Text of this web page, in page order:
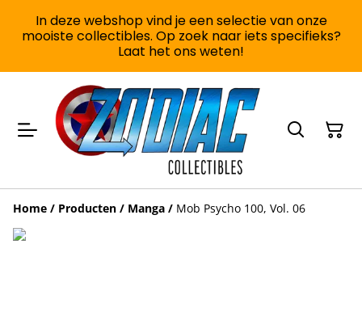
In deze webshop vind je een selectie van onze
mooiste collectibles. Op zoek naar iets specifieks?
Laat het ons weten!
Home / Producten / Manga / Mob Psycho 100, Vol. 06